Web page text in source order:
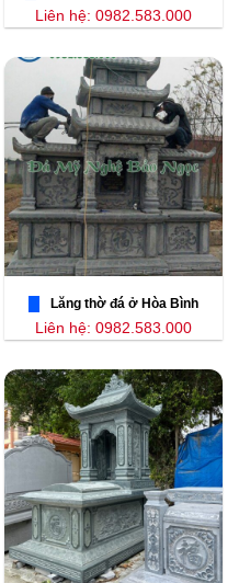
Liên hệ: 0982.583.000
Lăng thờ đá ở Hòa Bình
Liên hệ: 0982.583.000